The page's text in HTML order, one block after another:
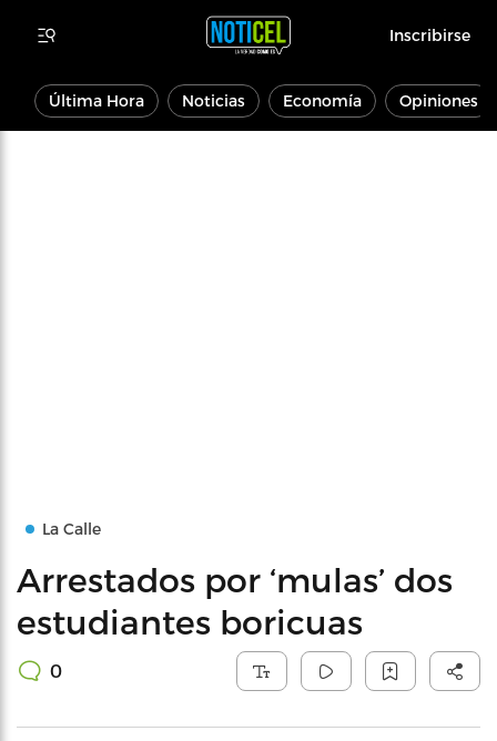
Inscribirse
Última Hora Noticias Economía Opiniones
La Calle
Arrestados por ‘mulas’ dos
estudiantes boricuas
0